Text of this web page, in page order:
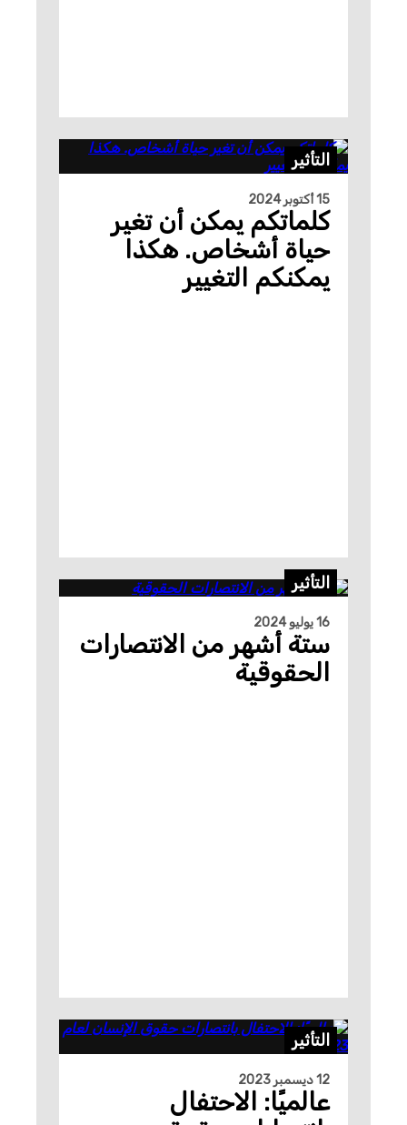
التأثير
15 أكتوبر 2024
كلماتكم يمكن أن تغير
حياة أشخاص. هكذا
يمكنكم التغيير
التأثير
16 يوليو 2024
ستة أشهر من الانتصارات
الحقوقية
التأثير
12 ديسمبر 2023
عالميًا: الاحتفال